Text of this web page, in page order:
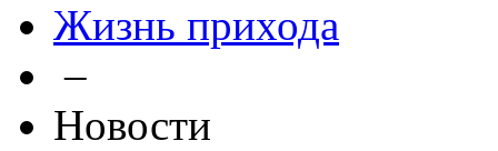
Жизнь прихода
–
Новости